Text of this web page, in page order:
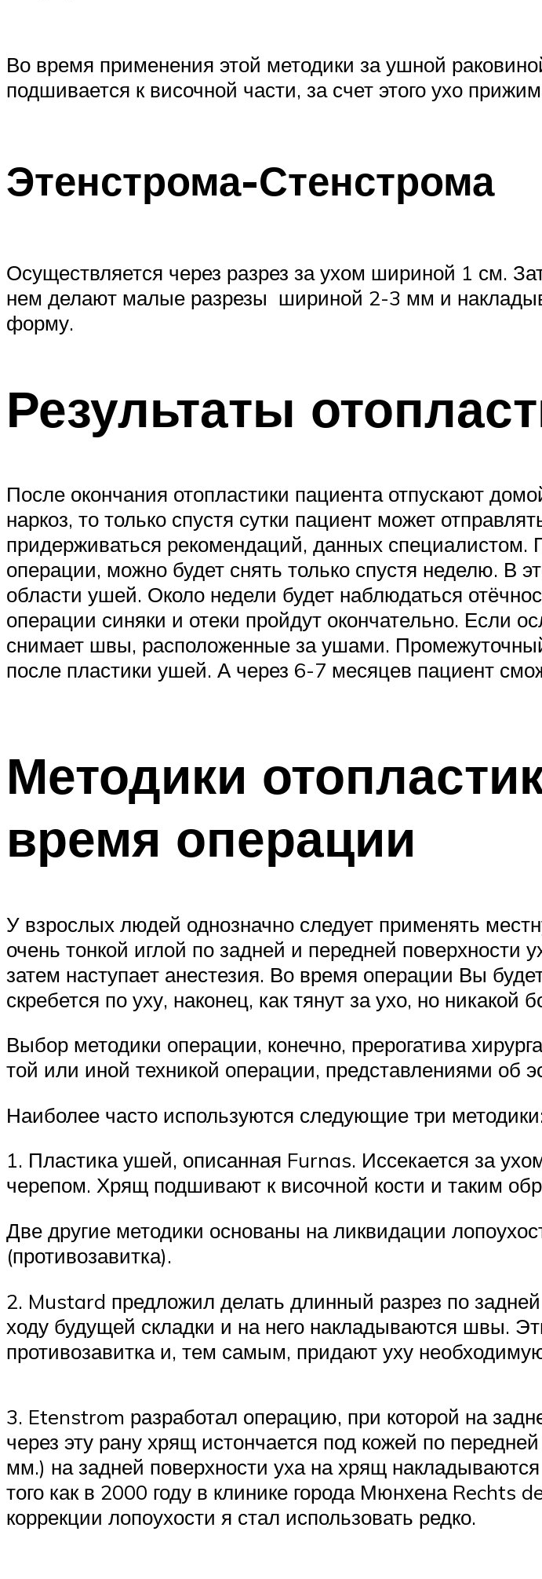
Во время применения этой методики за ушной
подшивается к височной части, за счет этого ухо
Этенстрома-Стенстрома
Осуществляется через разрез за ухом шириной 1 см.
нем делают малые разрезы шириной 2-3 мм и
форму.
Результаты
После окончания отопластики пациента отпускают
наркоз, то только спустя сутки пациент может
придерживаться рекомендаций, данных специалистом.
операции, можно будет снять только спустя неделю. В
области ушей. Около недели будет наблюдаться
операции синяки и отеки пройдут окончательно. Если
снимает швы, расположенные за ушами.
после пластики ушей. А через 6-7 месяцев пациент
Методики
время операции
У взрослых людей однозначно следует применять
очень тонкой иглой по задней и передней
затем наступает анестезия. Во время операции Вы
скребется по уху, наконец, как тянут за ухо, но
Выбор методики операции, конечно, прерогатива
той или иной техникой операции, представлениями об
Наиболее часто используются следующие три
1. Пластика ушей, описанная Furnas. Иссекается за
черепом. Хрящ подшивают к височной кости и таким
Две другие методики основаны на ликвидации
(противозавитка).
2. Mustard предложил делать длинный разрез по
ходу будущей складки и на него накладываются швы.
противозавитка и, тем самым, придают уху
3. Etenstrom разработал операцию, при которой на
через эту рану хрящ истончается под кожей по
мм.) на задней поверхности уха на хрящ
того как в 2000 году в клинике города Мюнхена Rechts
коррекции лопоухости я стал использовать редко.